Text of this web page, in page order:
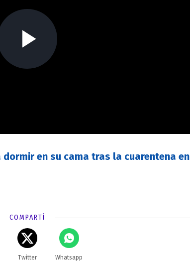
dormir en su cama tras la cuarentena en
COMPARTÍ
Twitter Whatsapp